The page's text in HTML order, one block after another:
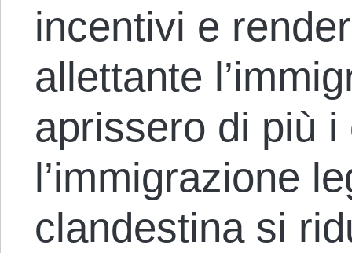
incentivi e
allettante
aprissero di più
l’immigrazione
clandestina si